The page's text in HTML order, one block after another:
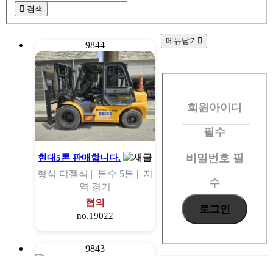
검색
9844
현대5톤 판매합니다.
형식 디젤식 | 톤수 5톤 | 지
역 경기
협의
no.19022
9843
메뉴닫기
회
회원아이디
필수
비밀번호 필
수